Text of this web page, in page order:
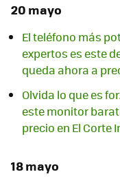
20 mayo
El teléfono más
expertos es este
queda ahora a
Olvida lo que es
este monitor
precio en El Corte
18 mayo